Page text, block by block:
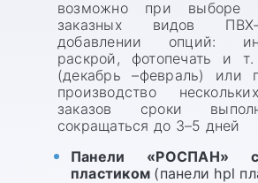
возможно при выборе
заказных видов
добавлении опций:
раскрой, фотопечать и
(декабрь –февраль) или
производство
заказов сроки
сокращаться до 3–5 дней
Панели «РОСПАН»
пластиком (панели hpl